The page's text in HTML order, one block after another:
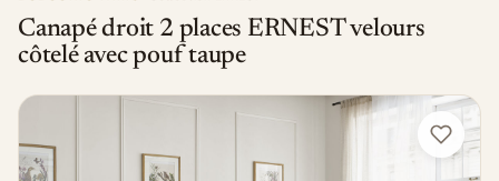
Canapé droit 2 places ERNEST velours
côtelé avec pouf taupe